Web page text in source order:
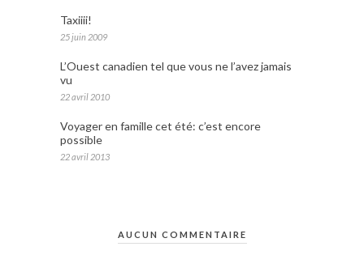
Taxiiii!
25 juin 2009
L’Ouest canadien tel que vous ne l’avez jamais
vu
22 avril 2010
Voyager en famille cet été: c’est encore
possible
22 avril 2013
AUCUN COMMENTAIRE